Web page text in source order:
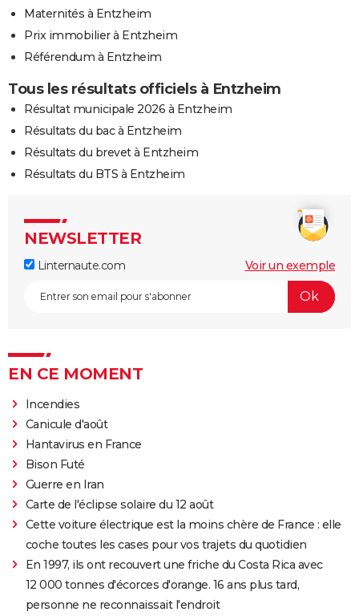
Maternités à Entzheim
Prix immobilier à Entzheim
Référendum à Entzheim
Tous les résultats officiels à Entzheim
Résultat municipale 2026 à Entzheim
Résultats du bac à Entzheim
Résultats du brevet à Entzheim
Résultats du BTS à Entzheim
NEWSLETTER
Linternaute.com Voir un exemple
EN CE MOMENT
Incendies
Canicule d'août
Hantavirus en France
Bison Futé
Guerre en Iran
Carte de l'éclipse solaire du 12 août
Cette voiture électrique est la moins chère de France : elle
coche toutes les cases pour vos trajets du quotidien
En 1997, ils ont recouvert une friche du Costa Rica avec
12 000 tonnes d'écorces d'orange. 16 ans plus tard,
personne ne reconnaissait l'endroit